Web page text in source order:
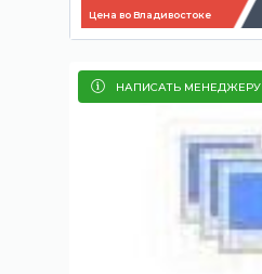
Цена во Владивостоке
НАПИСАТЬ МЕНЕДЖЕРУ